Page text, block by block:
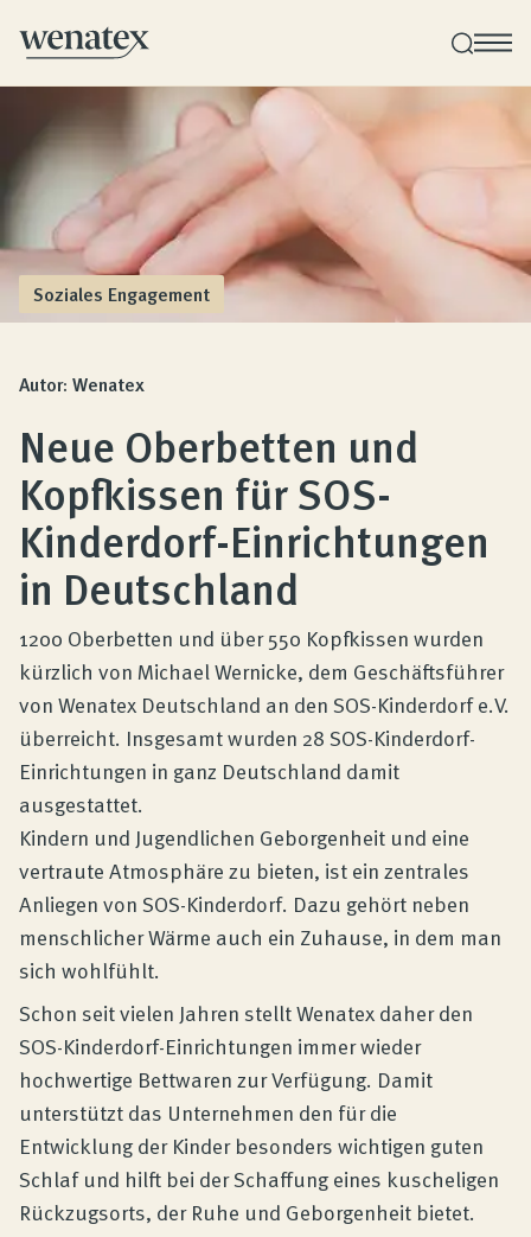
Wenatex Schlafberatung
Produktberatung zu Hause oder online!
Produkte
Qualität und Garantie
Kundenbewertungen
Produktberatung
Unternehmen
Kontakt
Magazin
Soziales Engagement
Autor: Wenatex
Neue Oberbetten und
Kopfkissen für SOS-
Kinderdorf-Einrichtungen
in Deutschland
1200 Oberbetten und über 550 Kopfkissen wurden
kürzlich von Michael Wernicke, dem Geschäftsführer
von Wenatex Deutschland an den SOS-Kinderdorf e.V.
überreicht. Insgesamt wurden 28 SOS-Kinderdorf-
Einrichtungen in ganz Deutschland damit
ausgestattet.
Kindern und Jugendlichen Geborgenheit und eine
vertraute Atmosphäre zu bieten, ist ein zentrales
Anliegen von SOS-Kinderdorf. Dazu gehört neben
menschlicher Wärme auch ein Zuhause, in dem man
sich wohlfühlt.
Schon seit vielen Jahren stellt Wenatex daher den
SOS-Kinderdorf-Einrichtungen immer wieder
hochwertige Bettwaren zur Verfügung. Damit
unterstützt das Unternehmen den für die
Entwicklung der Kinder besonders wichtigen guten
Schlaf und hilft bei der Schaffung eines kuscheligen
Rückzugsorts, der Ruhe und Geborgenheit bietet.